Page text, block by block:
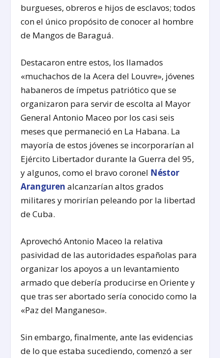
burgueses, obreros e hijos de esclavos; todos
con el único propósito de conocer al hombre
de Mangos de Baraguá.
Destacaron entre estos, los llamados
«muchachos de la Acera del Louvre», jóvenes
habaneros de ímpetus patriótico que se
organizaron para servir de escolta al Mayor
General Antonio Maceo por los casi seis
meses que permaneció en La Habana. La
mayoría de estos jóvenes se incorporarían al
Ejército Libertador durante la Guerra del 95,
y algunos, como el bravo coronel Néstor
Aranguren alcanzarían altos grados
militares y morirían peleando por la libertad
de Cuba.
Aprovechó Antonio Maceo la relativa
pasividad de las autoridades españolas para
organizar los apoyos a un levantamiento
armado que debería producirse en Oriente y
que tras ser abortado sería conocido como la
«Paz del Manganeso».
Sin embargo, finalmente, ante las evidencias
de lo que estaba sucediendo, comenzó a ser